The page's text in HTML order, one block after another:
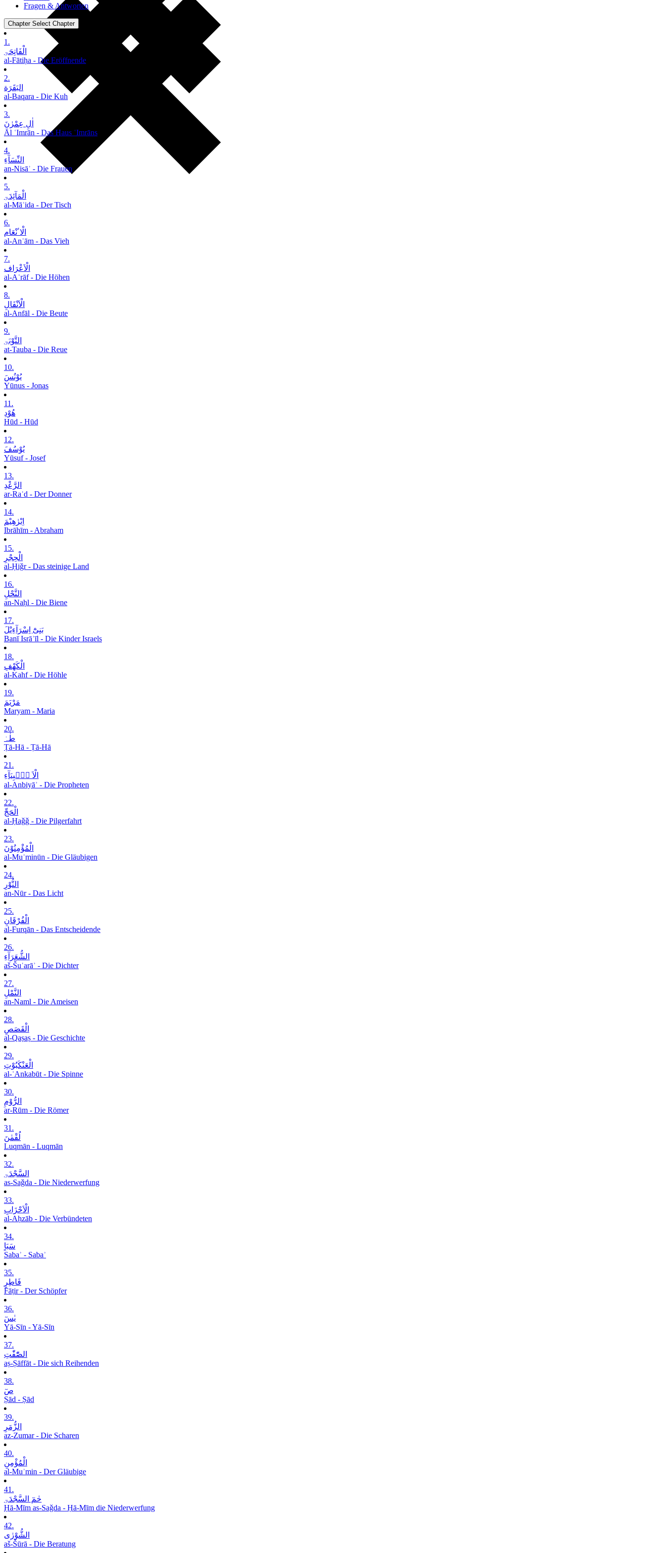
Fragen & Antworten
Chapter Select Chapter
1.
الْفَاتِحَۃِ
al-Fātiḥa - Die Eröffnende
2.
البَقَرَة
al-Baqara - Die Kuh
3.
اٰلِ عِمْرٰنَ
Āl ʿImrān - Das Haus ʿImrāns
4.
النِّسَآءِ
an-Nisāʾ - Die Frauen
5.
الْمَآئِدَۃِ
al-Māʾida - Der Tisch
6.
الْاٴنْعَام
al-Anʿām - Das Vieh
7.
الْاَعْرَاف
al-Aʿrāf - Die Höhen
8.
الْاَنْفَالِ
al-Anfāl - Die Beute
9.
التَّوْبَۃِ
at-Tauba - Die Reue
10.
یُوْنُسَ
Yūnus - Jonas
11.
ھُوْدِ
Hūd - Hūd
12.
یُوْسُفَ
Yūsuf - Josef
13.
الرَّعْدِ
ar-Raʿd - Der Donner
14.
اِبْرٰھِیْمَ
Ibrāhīm - Abraham
15.
الْحِجْرِ
al-Ḥiǧr - Das steinige Land
16.
النَّحْلِ
an-Naḥl - Die Biene
17.
بَنِیْٓ اِسْرَآءِیْلَ
Banī Isrāʾīl - Die Kinder Israels
18.
الْکَھْفِ
al-Kahf - Die Höhle
19.
مَرْیَمَ
Maryam - Maria
20.
طٰہٰ
Ṭā-Hā - Ṭā-Hā
21.
الْاَ نۡۢبِیَآءِ
al-Anbiyāʾ - Die Propheten
22.
الْحَجِّ
al-Ḥaǧǧ - Die Pilgerfahrt
23.
الْمُؤْمِنُوْنَ
al-Muʾminūn - Die Gläubigen
24.
النُّوْرِ
an-Nūr - Das Licht
25.
الْفُرْقَانِ
al-Furqān - Das Entscheidende
26.
الشُّعَرَآءِ
aš-Šuʿarāʾ - Die Dichter
27.
النَّمْلِ
an-Naml - Die Ameisen
28.
الْقَصَصِ
al-Qaṣaṣ - Die Geschichte
29.
الْعَنْکَبُوْتِ
al-ʿAnkabūt - Die Spinne
30.
الرُّوْمِ
ar-Rūm - Die Römer
31.
لُقْمٰنَ
Luqmān - Luqmān
32.
السَّجْدَۃِ
as-Saǧda - Die Niederwerfung
33.
الْاَحْزَابِ
al-Aḥzāb - Die Verbündeten
34.
سَبَاٍ
Sabaʾ - Sabaʾ
35.
فَاطِرٍ
Fāṭir - Der Schöpfer
36.
یٰسٓ
Yā-Sīn - Yā-Sīn
37.
الصّٰٓفّٰتِ
aṣ-Ṣāffāt - Die sich Reihenden
38.
صٓ
Ṣād - Ṣād
39.
الزُّمَرِ
az-Zumar - Die Scharen
40.
الْمُؤْمِنِ
al-Muʾmin - Der Gläubige
41.
حٰمٓ السَّجْدَۃِ
Ḥā-Mīm as-Saǧda - Ḥā-Mīm die Niederwerfung
42.
الشُّوْرٰی
aš-Šūrā - Die Beratung